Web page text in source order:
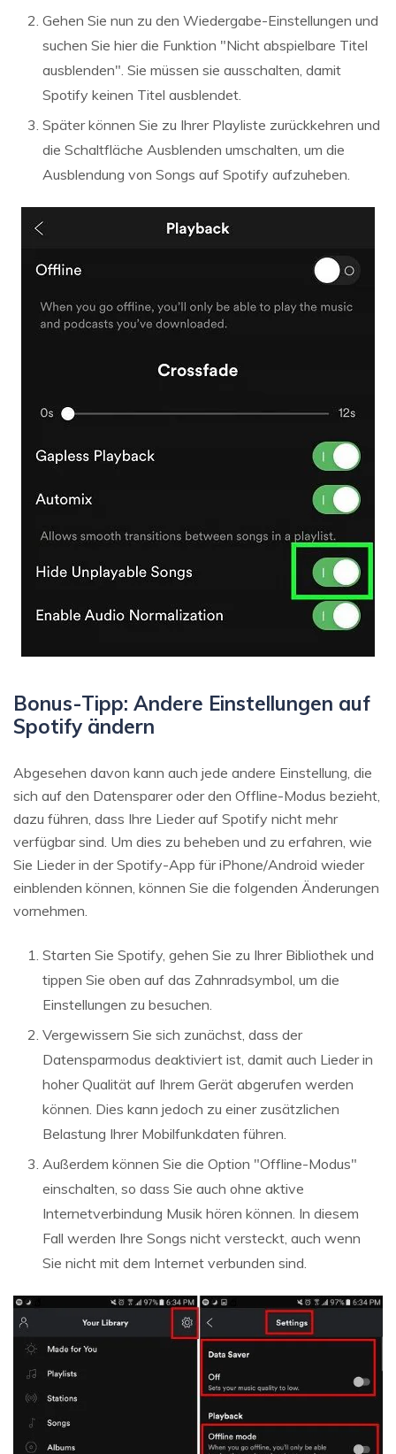
Gehen Sie nun zu den Wiedergabe-Einstellungen und
suchen Sie hier die Funktion "Nicht abspielbare Titel
ausblenden". Sie müssen sie ausschalten, damit
Spotify keinen Titel ausblendet.
Später können Sie zu Ihrer Playliste zurückkehren und
die Schaltfläche Ausblenden umschalten, um die
Ausblendung von Songs auf Spotify aufzuheben.
Bonus-Tipp: Andere Einstellungen auf
Spotify ändern
Abgesehen davon kann auch jede andere Einstellung, die
sich auf den Datensparer oder den Offline-Modus bezieht,
dazu führen, dass Ihre Lieder auf Spotify nicht mehr
verfügbar sind. Um dies zu beheben und zu erfahren, wie
Sie Lieder in der Spotify-App für iPhone/Android wieder
einblenden können, können Sie die folgenden Änderungen
vornehmen.
Starten Sie Spotify, gehen Sie zu Ihrer Bibliothek und
tippen Sie oben auf das Zahnradsymbol, um die
Einstellungen zu besuchen.
Vergewissern Sie sich zunächst, dass der
Datensparmodus deaktiviert ist, damit auch Lieder in
hoher Qualität auf Ihrem Gerät abgerufen werden
können. Dies kann jedoch zu einer zusätzlichen
Belastung Ihrer Mobilfunkdaten führen.
Außerdem können Sie die Option "Offline-Modus"
einschalten, so dass Sie auch ohne aktive
Internetverbindung Musik hören können. In diesem
Fall werden Ihre Songs nicht versteckt, auch wenn
Sie nicht mit dem Internet verbunden sind.